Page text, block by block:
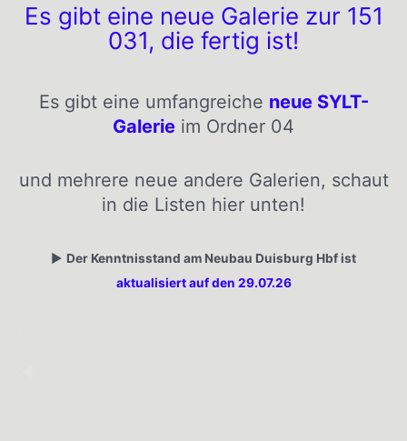
Es gibt eine neue Galerie zur 151
031, die fertig ist!
Es gibt eine umfangreiche neue SYLT-
Galerie im Ordner 04
und mehrere neue andere Galerien, schaut
in die Listen hier unten!
▶️ Der Kenntnisstand am Neubau Duisburg Hbf ist
aktualisiert auf den 29.07.26